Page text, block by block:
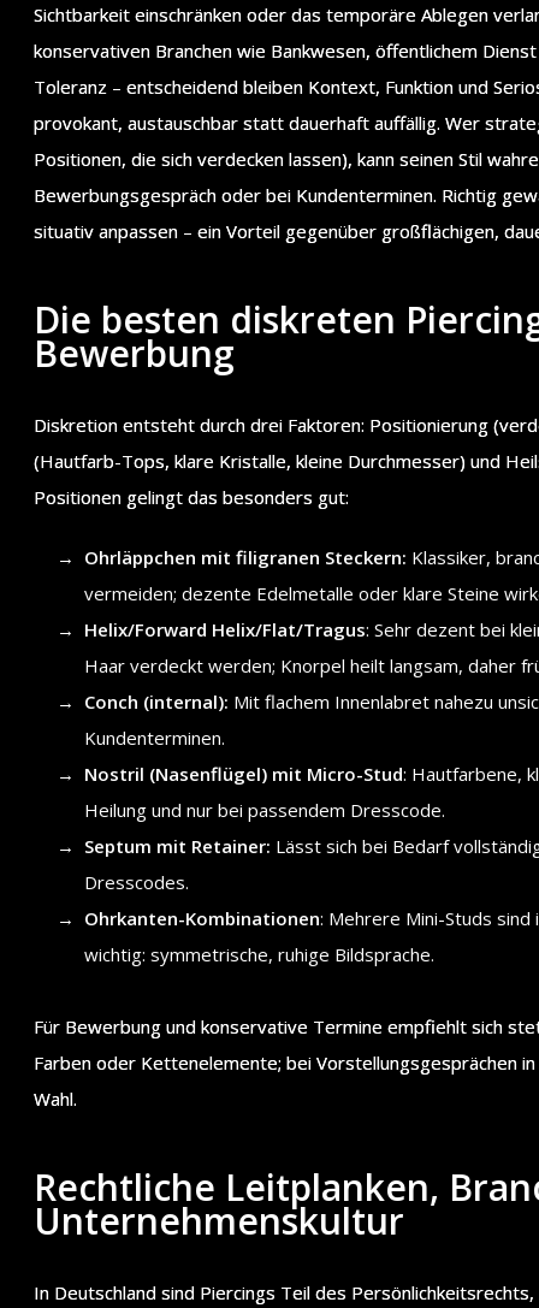
Sichtbarkeit einschränken oder das temporäre Ablegen
konservativen Branchen wie Bankwesen, öffentlichem
Toleranz – entscheidend bleiben Kontext, Funktion und
provokant, austauschbar statt dauerhaft auffällig. Wer
Positionen, die sich verdecken lassen), kann seinen Stil
Bewerbungsgespräch oder bei Kundenterminen. Richtig
situativ anpassen – ein Vorteil gegenüber großflächigen,
Die besten diskreten
Bewerbung
Diskretion entsteht durch drei Faktoren: Positionierung
(Hautfarb-Tops, klare Kristalle, kleine Durchmesser) und
Positionen gelingt das besonders gut:
Ohrläppchen mit filigranen Steckern: Klassiker,
vermeiden; dezente Edelmetalle oder klare Steine
Helix/Forward Helix/Flat/Tragus: Sehr dezent bei
Haar verdeckt werden; Knorpel heilt langsam, daher
Conch (internal): Mit flachem Innenlabret nahezu
Kundenterminen.
Nostril (Nasenflügel) mit Micro-Stud: Hautfarbene,
Heilung und nur bei passendem Dresscode.
Septum mit Retainer: Lässt sich bei Bedarf
Dresscodes.
Ohrkanten-Kombinationen: Mehrere Mini-Studs sind
wichtig: symmetrische, ruhige Bildsprache.
Für Bewerbung und konservative Termine empfiehlt sich
Farben oder Kettenelemente; bei Vorstellungsgesprächen
Wahl.
Rechtliche Leitplanken,
Unternehmenskultur
In Deutschland sind Piercings Teil des